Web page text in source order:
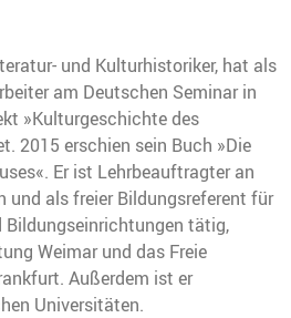
und Kulturhistoriker, hat als
am Deutschen Seminar in
»Kulturgeschichte des
2015 erschien sein Buch »Die
Er ist Lehrbeauftragter an
und als freier Bildungsreferent für
Bildungseinrichtungen tätig,
Weimar und das Freie
Außerdem ist er
Universitäten.